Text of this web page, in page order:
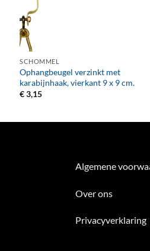
SCHOMMEL
Ophangbeugel verzinkt met
karabijnhaak, vierkant 9 x 9 cm.
€3,15
Algemene
Over ons
Privacyverklaring